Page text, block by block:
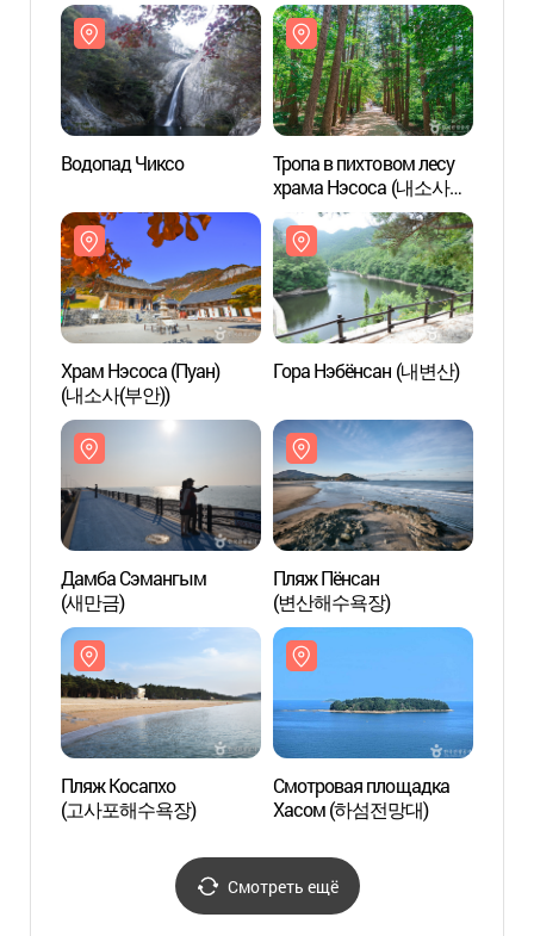
Водопад Чиксо
Тропа в пихтовом лесу
храма Нэсоса (내소사
전나무 숲길)
Храм Нэсоса (Пуан)
(내소사(부안))
Гора Нэбёнсан (내변산)
Дамба Сэмангым
(새만금)
Пляж Пёнсан
(변산해수욕장)
Пляж Косапхо
(고사포해수욕장)
Смотровая площадка
Хасом (하섬전망대)
Смотреть ещё